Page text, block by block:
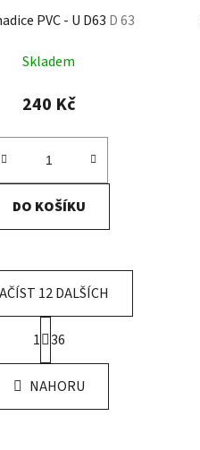
PVC - U D63 D 63
Skladem
240 Kč
DO KOŠÍKU
O
v
l
á
12 DALŠÍCH
S
t
r
n
k
1 36
NAHORU